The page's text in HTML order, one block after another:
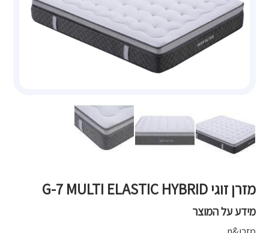
מזרן זוגי G-7 MULTI ELASTIC HYBRID
מידע על המוצר